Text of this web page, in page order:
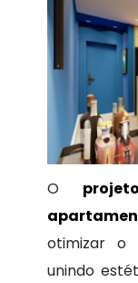
O
otimizar o
unindo